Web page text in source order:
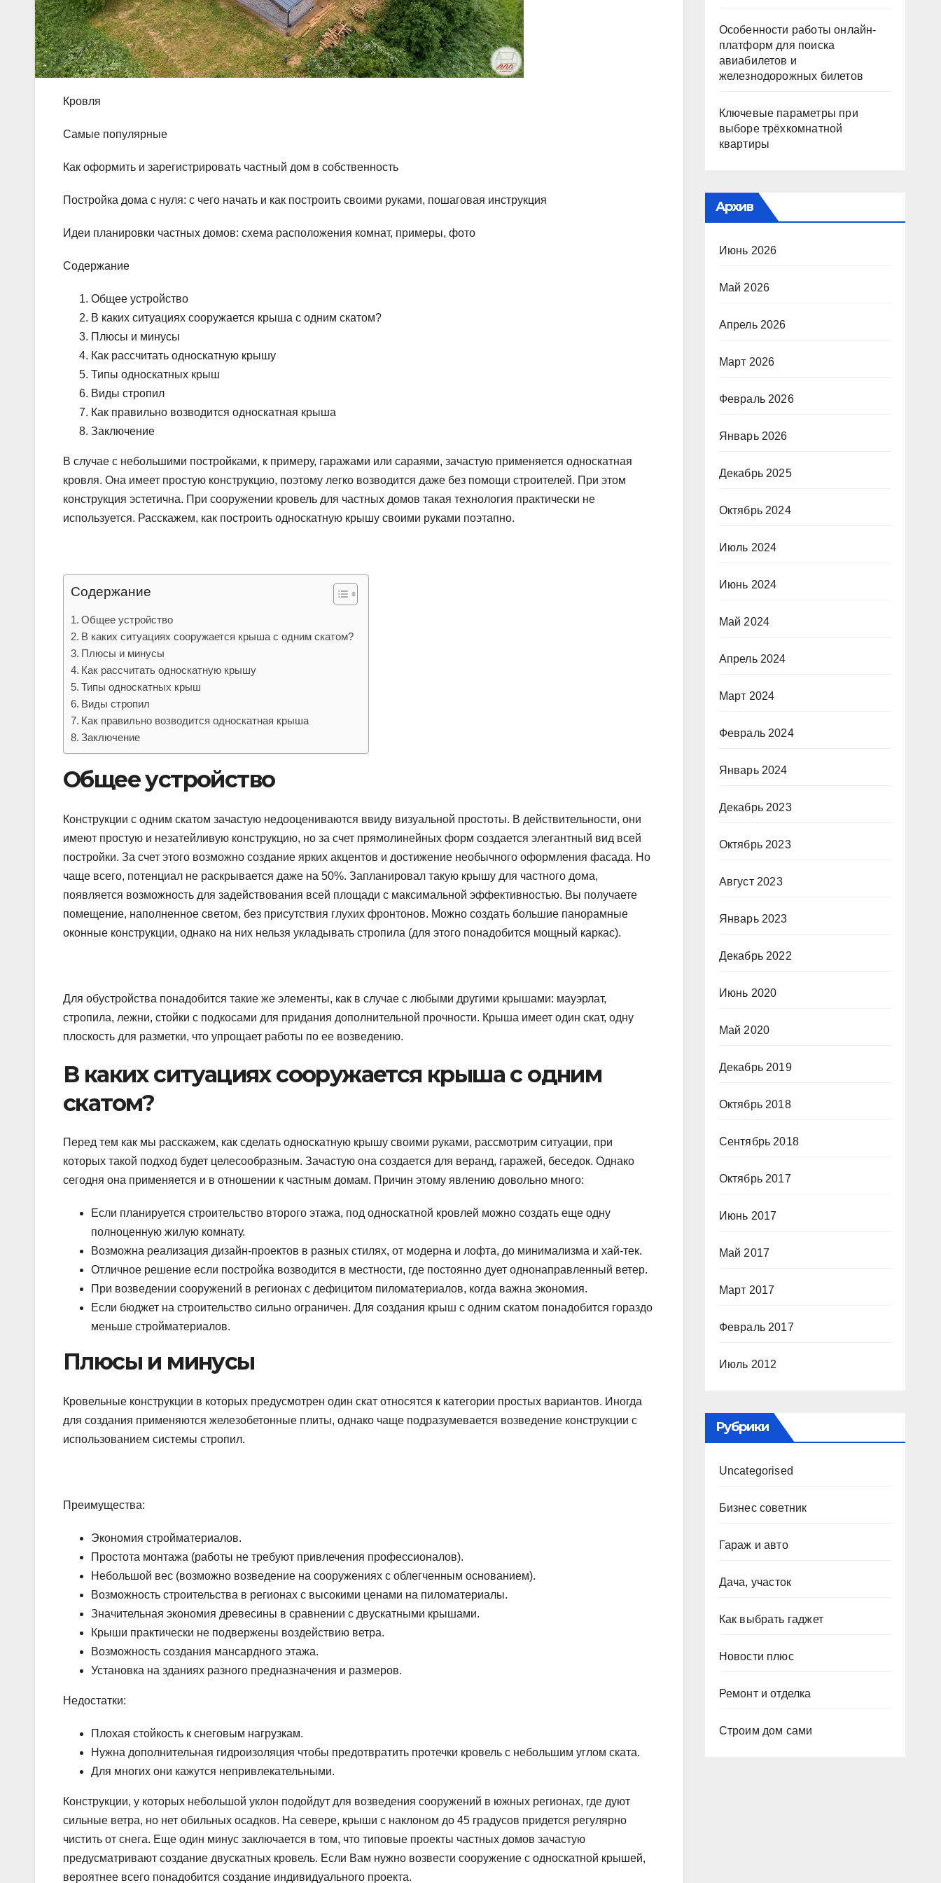
Кровля
Самые популярные
Как оформить и зарегистрировать частный дом в собственность
Постройка дома с нуля: с чего начать и как построить своими руками, пошаговая инструкция
Идеи планировки частных домов: схема расположения комнат, примеры, фото
Содержание
Общее устройство
В каких ситуациях сооружается крыша с одним скатом?
Плюсы и минусы
Как рассчитать односкатную крышу
Типы односкатных крыш
Виды стропил
Как правильно возводится односкатная крыша
Заключение
В случае с небольшими постройками, к примеру, гаражами или сараями, зачастую применяется односкатная
кровля. Она имеет простую конструкцию, поэтому легко возводится даже без помощи строителей. При этом
конструкция эстетична. При сооружении кровель для частных домов такая технология практически не
используется. Расскажем, как построить односкатную крышу своими руками поэтапно.
Содержание
Общее устройство
В каких ситуациях сооружается крыша с одним скатом?
Плюсы и минусы
Как рассчитать односкатную крышу
Типы односкатных крыш
Виды стропил
Как правильно возводится односкатная крыша
Заключение
Общее устройство
Конструкции с одним скатом зачастую недооцениваются ввиду визуальной простоты. В действительности, они
имеют простую и незатейливую конструкцию, но за счет прямолинейных форм создается элегантный вид всей
постройки. За счет этого возможно создание ярких акцентов и достижение необычного оформления фасада. Но
чаще всего, потенциал не раскрывается даже на 50%. Запланировал такую крышу для частного дома,
появляется возможность для задействования всей площади с максимальной эффективностью. Вы получаете
помещение, наполненное светом, без присутствия глухих фронтонов. Можно создать большие панорамные
оконные конструкции, однако на них нельзя укладывать стропила (для этого понадобится мощный каркас).
Для обустройства понадобится такие же элементы, как в случае с любыми другими крышами: мауэрлат,
стропила, лежни, стойки с подкосами для придания дополнительной прочности. Крыша имеет один скат, одну
плоскость для разметки, что упрощает работы по ее возведению.
В каких ситуациях сооружается крыша с одним
скатом?
Перед тем как мы расскажем, как сделать односкатную крышу своими руками, рассмотрим ситуации, при
которых такой подход будет целесообразным. Зачастую она создается для веранд, гаражей, беседок. Однако
сегодня она применяется и в отношении к частным домам. Причин этому явлению довольно много:
Если планируется строительство второго этажа, под односкатной кровлей можно создать еще одну
полноценную жилую комнату.
Возможна реализация дизайн-проектов в разных стилях, от модерна и лофта, до минимализма и хай-тек.
Отличное решение если постройка возводится в местности, где постоянно дует однонаправленный ветер.
При возведении сооружений в регионах с дефицитом пиломатериалов, когда важна экономия.
Если бюджет на строительство сильно ограничен. Для создания крыш с одним скатом понадобится гораздо
меньше стройматериалов.
Плюсы и минусы
Кровельные конструкции в которых предусмотрен один скат относятся к категории простых вариантов. Иногда
для создания применяются железобетонные плиты, однако чаще подразумевается возведение конструкции с
использованием системы стропил.
Преимущества:
Экономия стройматериалов.
Простота монтажа (работы не требуют привлечения профессионалов).
Небольшой вес (возможно возведение на сооружениях с облегченным основанием).
Возможность строительства в регионах с высокими ценами на пиломатериалы.
Значительная экономия древесины в сравнении с двускатными крышами.
Крыши практически не подвержены воздействию ветра.
Возможность создания мансардного этажа.
Установка на зданиях разного предназначения и размеров.
Недостатки:
Плохая стойкость к снеговым нагрузкам.
Нужна дополнительная гидроизоляция чтобы предотвратить протечки кровель с небольшим углом ската.
Для многих они кажутся непривлекательными.
Конструкции, у которых небольшой уклон подойдут для возведения сооружений в южных регионах, где дуют
сильные ветра, но нет обильных осадков. На севере, крыши с наклоном до 45 градусов придется регулярно
чистить от снега. Еще один минус заключается в том, что типовые проекты частных домов зачастую
предусматривают создание двускатных кровель. Если Вам нужно возвести сооружение с односкатной крышей,
вероятнее всего понадобится создание индивидуального проекта.
Особенности работы онлайн-
платформ для поиска
авиабилетов и
железнодорожных билетов
Ключевые параметры при
выборе трёхкомнатной
квартиры
Архив
Июнь 2026
Май 2026
Апрель 2026
Март 2026
Февраль 2026
Январь 2026
Декабрь 2025
Октябрь 2024
Июль 2024
Июнь 2024
Май 2024
Апрель 2024
Март 2024
Февраль 2024
Январь 2024
Декабрь 2023
Октябрь 2023
Август 2023
Январь 2023
Декабрь 2022
Июнь 2020
Май 2020
Декабрь 2019
Октябрь 2018
Сентябрь 2018
Октябрь 2017
Июнь 2017
Май 2017
Март 2017
Февраль 2017
Июль 2012
Рубрики
Uncategorised
Бизнес советник
Гараж и авто
Дача, участок
Как выбрать гаджет
Новости плюс
Ремонт и отделка
Строим дом сами